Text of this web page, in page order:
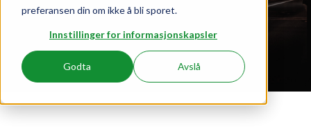
preferansen din om ikke å bli sporet.
Innstillinger for informasjonskapsler
Godta Avslå